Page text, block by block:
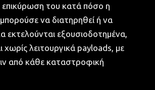
επικύρωση του κατά πόσο η
να διατηρηθεί ή να
εκτελούνται εξουσιοδοτημένα,
χωρίς λειτουργικά payloads, με
από κάθε καταστροφική